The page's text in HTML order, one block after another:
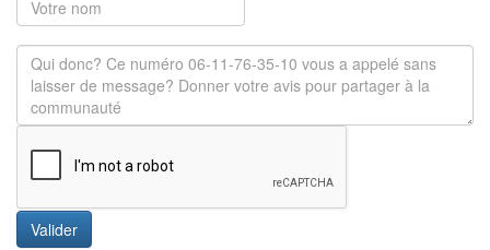
Valider